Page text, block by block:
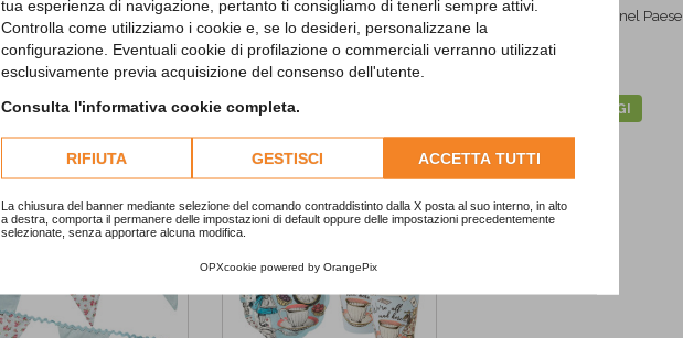
tua esperienza di navigazione, pertanto ti consigliamo di tenerli sempre attivi.
Controlla come utilizziamo i cookie e, se lo desideri, personalizzane la
configurazione. Eventuali cookie di profilazione o commerciali verranno utilizzati
esclusivamente previa acquisizione del consenso dell'utente.
Consulta l'informativa cookie completa.
RIFIUTA GESTISCI ACCETTA TUTTI
La chiusura del banner mediante selezione del comando contraddistinto dalla X posta al suo interno, in alto
a destra, comporta il permanere delle impostazioni di default oppure delle impostazioni precedentemente
selezionate, senza apportare alcuna modifica.
OPXcookie powered by OrangePix
Tassel Garland Iridescente
13,90 €
AGGIUNGI
Set posate in legno colorate
pastello 18pz
3,90 €
Set Cake Topper Alice nel Paese
AGGIUNGI